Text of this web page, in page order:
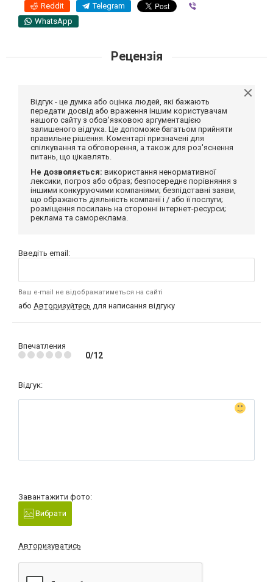
Reddit Telegram
WhatsApp
Рецензія
Відгук - це думка або оцінка людей, які бажають
передати досвід або враження іншим користувачам
нашого сайту з обов'язковою аргументацією
залишеного відгука. Це допоможе багатьом прийняти
правильне рішення. Коментарі призначені для
спілкування та обговорення, а також для роз'яснення
питань, що цікавлять.
Не дозволяється: використання ненормативної
лексики, погроз або образ; безпосереднє порівняння з
іншими конкуруючими компаніями; безпідставні заяви,
що ображають діяльність компанії і / або її послуги;
розміщення посилань на сторонні інтернет-ресурси;
реклама та самореклама.
Введіть email:
Ваш e-mail не відображатиметься на сайті
або Авторизуйтесь для написання відгуку
Впечатления
0/12
Відгук:
Завантажити фото:
Вибрати
Авторизуватись